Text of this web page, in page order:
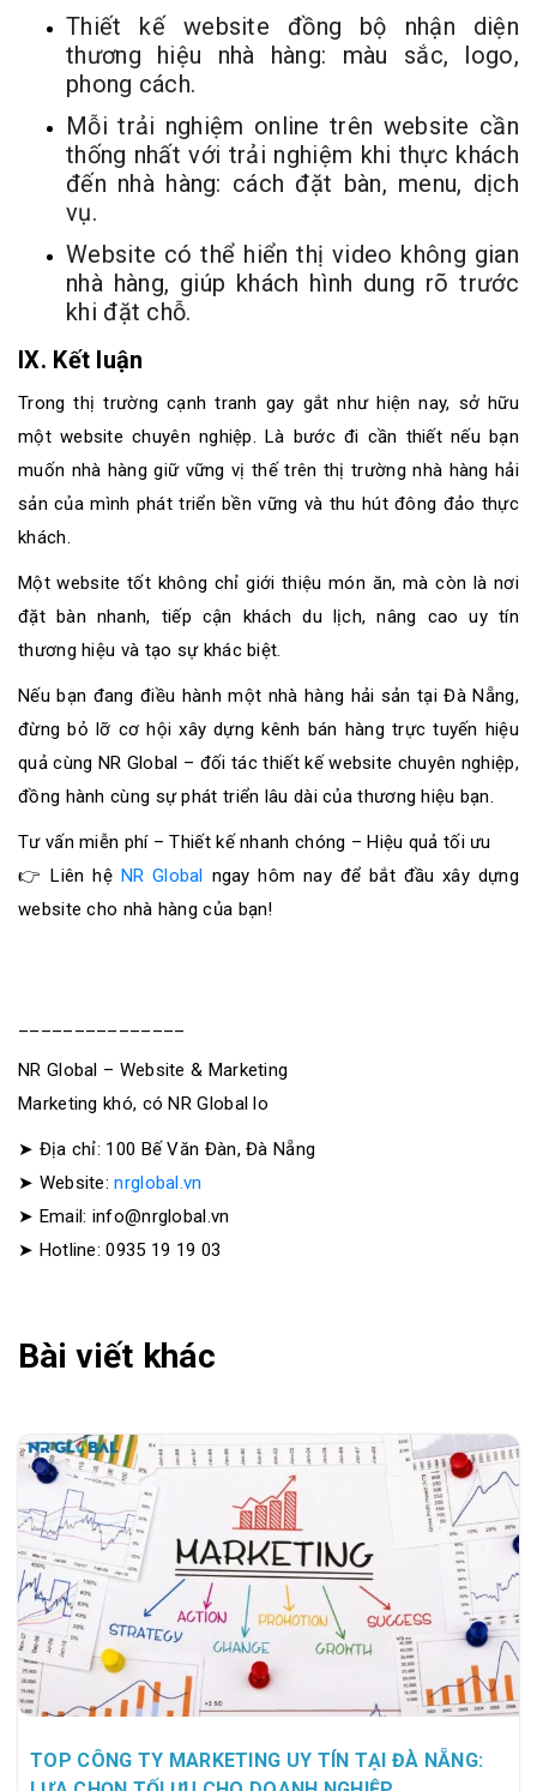
Thiết kế website đồng bộ nhận diện
thương hiệu nhà hàng: màu sắc, logo,
phong cách.
Mỗi trải nghiệm online trên website cần
thống nhất với trải nghiệm khi thực khách
đến nhà hàng: cách đặt bàn, menu, dịch
vụ.
Website có thể hiển thị video không gian
nhà hàng, giúp khách hình dung rõ trước
khi đặt chỗ.
IX. Kết luận
Trong thị trường cạnh tranh gay gắt như hiện nay, sở hữu
một website chuyên nghiệp. Là bước đi cần thiết nếu bạn
muốn nhà hàng giữ vững vị thế trên thị trường nhà hàng hải
sản của mình phát triển bền vững và thu hút đông đảo thực
khách.
Một website tốt không chỉ giới thiệu món ăn, mà còn là nơi
đặt bàn nhanh, tiếp cận khách du lịch, nâng cao uy tín
thương hiệu và tạo sự khác biệt.
Nếu bạn đang điều hành một nhà hàng hải sản tại Đà Nẵng,
đừng bỏ lỡ cơ hội xây dựng kênh bán hàng trực tuyến hiệu
quả cùng NR Global – đối tác thiết kế website chuyên nghiệp,
đồng hành cùng sự phát triển lâu dài của thương hiệu bạn.
Tư vấn miễn phí – Thiết kế nhanh chóng – Hiệu quả tối ưu
👉 Liên hệ NR Global ngay hôm nay để bắt đầu xây dựng
website cho nhà hàng của bạn!
NR Global – Website & Marketing
Marketing khó, có NR Global lo
➤ Địa chỉ: 100 Bế Văn Đàn, Đà Nẵng
➤ Website:nrglobal.vn
➤ Email: info@nrglobal.vn
➤ Hotline: 0935 19 19 03
Bài viết khác
TOP CÔNG TY MARKETING UY TÍN TẠI ĐÀ NẴNG: